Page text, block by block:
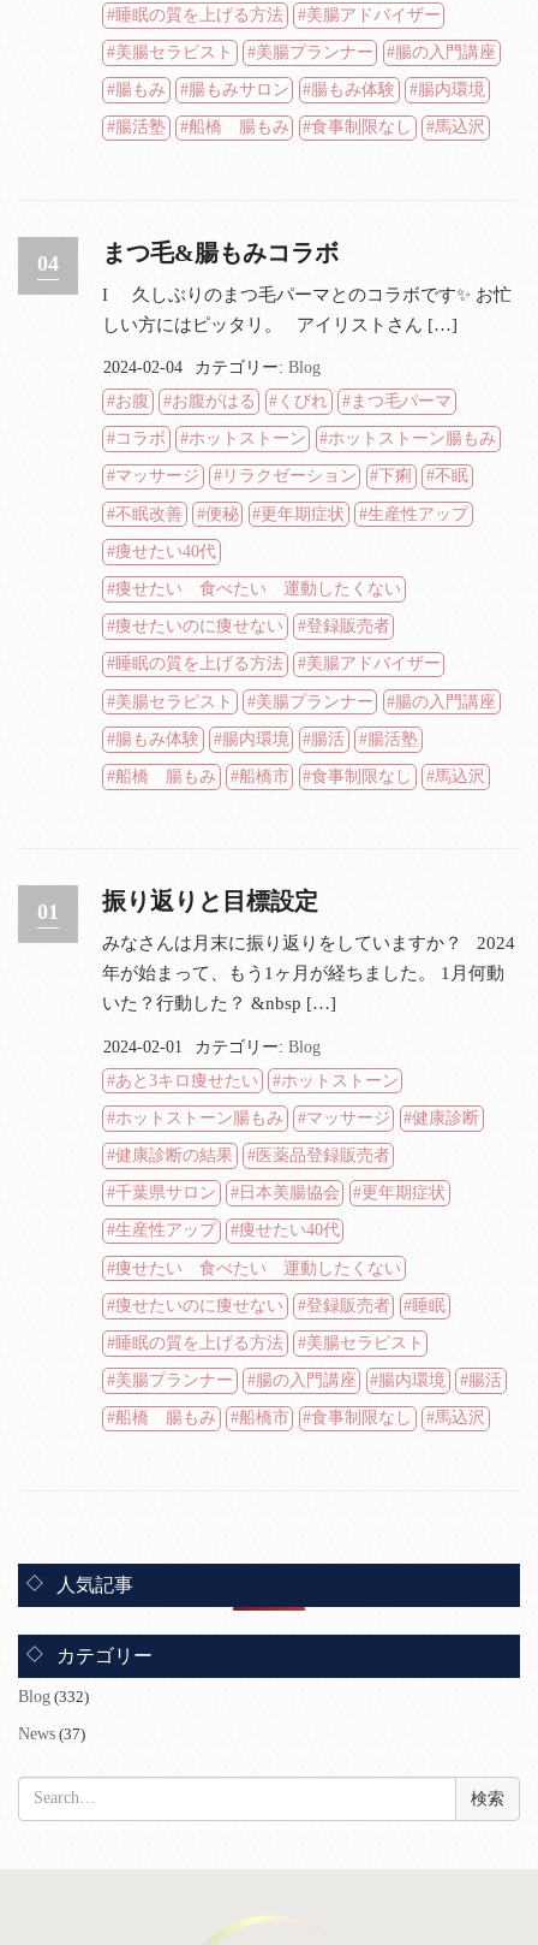
睡眠の質を上げる方法 美腸アドバイザー
美腸セラピスト 美腸プランナー 腸の入門講座
腸もみ 腸もみサロン 腸もみ体験 腸内環境
腸活塾 船橋 腸もみ 食事制限なし 馬込沢
04 まつ毛&腸もみコラボ
I 久しぶりのまつ毛パーマとのコラボです✨ お忙
しい方にはピッタリ。 アイリストさん […]
2024-02-04 カテゴリー:Blog
お腹
お腹がはる くびれ まつ毛パーマ
コラボ ホットストーン ホットストーン腸もみ
マッサージ リラクゼーション 下痢 不眠
不眠改善 便秘 更年期症状 生産性アップ
痩せたい40代
痩せたい 食べたい 運動したくない
痩せたいのに痩せない 登録販売者
睡眠の質を上げる方法 美腸アドバイザー
美腸セラピスト 美腸プランナー 腸の入門講座
腸もみ体験 腸内環境 腸活 腸活塾
船橋 腸もみ 船橋市 食事制限なし 馬込沢
01 振り返りと目標設定
みなさんは月末に振り返りをしていますか？ 2024
年が始まって、もう1ヶ月が経ちました。 1月何動
いた？行動した？ &nbsp […]
2024-02-01 カテゴリー:Blog
あと3キロ痩せたい
ホットストーン
ホットストーン腸もみ マッサージ 健康診断
健康診断の結果 医薬品登録販売者
千葉県サロン 日本美腸協会 更年期症状
生産性アップ 痩せたい40代
痩せたい 食べたい 運動したくない
痩せたいのに痩せない 登録販売者 睡眠
睡眠の質を上げる方法 美腸セラピスト
美腸プランナー 腸の入門講座 腸内環境 腸活
船橋 腸もみ 船橋市 食事制限なし 馬込沢
人気記事
カテゴリー
Blog (332)
News (37)
索: